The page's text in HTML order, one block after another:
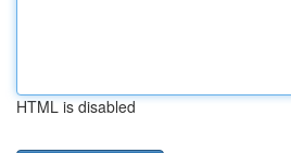
HTML is disabled